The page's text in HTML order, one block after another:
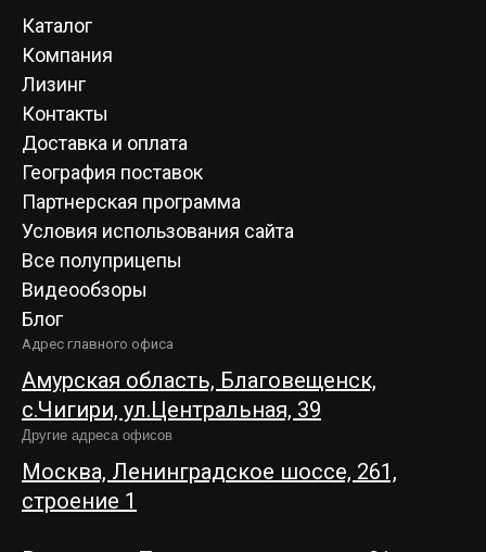
Каталог
Компания
Лизинг
Контакты
Доставка и оплата
География поставок
Партнерская программа
Условия использования сайта
Все полуприцепы
Видеообзоры
Блог
Адрес главного офиса
Амурская область, Благовещенск,
c.Чигири, ул.Центральная, 39
Другие адреса офисов
Москва, Ленинградское шоссе, 261,
строение 1